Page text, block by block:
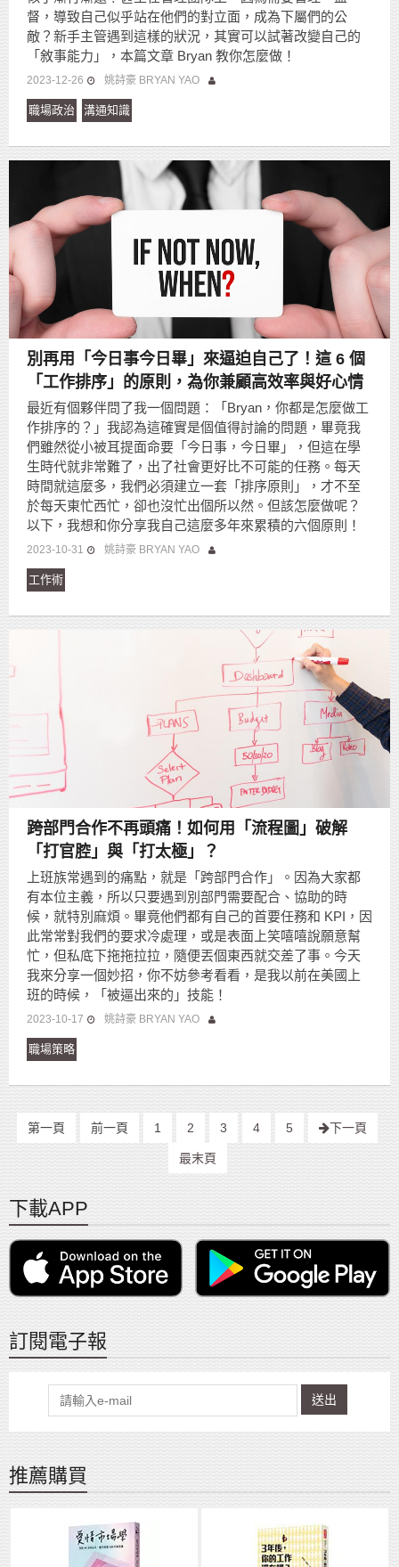
督，導致自己似乎站在他們的對立面，成為下屬們的公
敵？新手主管遇到這樣的狀況，其實可以試著改變自己的
「敘事能力」，本篇文章 Bryan 教你怎麼做！
2023-12-26 姚詩豪 BRYAN YAO
職場政治 溝通知識
別再用「今日事今日畢」來逼迫自己了！這 6 個
「工作排序」的原則，為你兼顧高效率與好心情
最近有個夥伴問了我一個問題：「Bryan，你都是怎麼做工
作排序的？」我認為這確實是個值得討論的問題，畢竟我
們雖然從小被耳提面命要「今日事，今日畢」，但這在學
生時代就非常難了，出了社會更好比不可能的任務。每天
時間就這麼多，我們必須建立一套「排序原則」，才不至
於每天東忙西忙，卻也沒忙出個所以然。但該怎麼做呢？
以下，我想和你分享我自己這麼多年來累積的六個原則！
2023-10-31 姚詩豪 BRYAN YAO
工作術
跨部門合作不再頭痛！如何用「流程圖」破解
「打官腔」與「打太極」？
上班族常遇到的痛點，就是「跨部門合作」。因為大家都
有本位主義，所以只要遇到別部門需要配合、協助的時
候，就特別麻煩。畢竟他們都有自己的首要任務和 KPI，因
此常常對我們的要求冷處理，或是表面上笑嘻嘻說願意幫
忙，但私底下拖拖拉拉，隨便丟個東西就交差了事。今天
我來分享一個妙招，你不妨參考看看，是我以前在美國上
班的時候，「被逼出來的」技能！
2023-10-17 姚詩豪 BRYAN YAO
職場策略
第一頁 前一頁 1 2 3 4 5 下一頁
最末頁
下載APP
訂閱電子報
送出
推薦購買